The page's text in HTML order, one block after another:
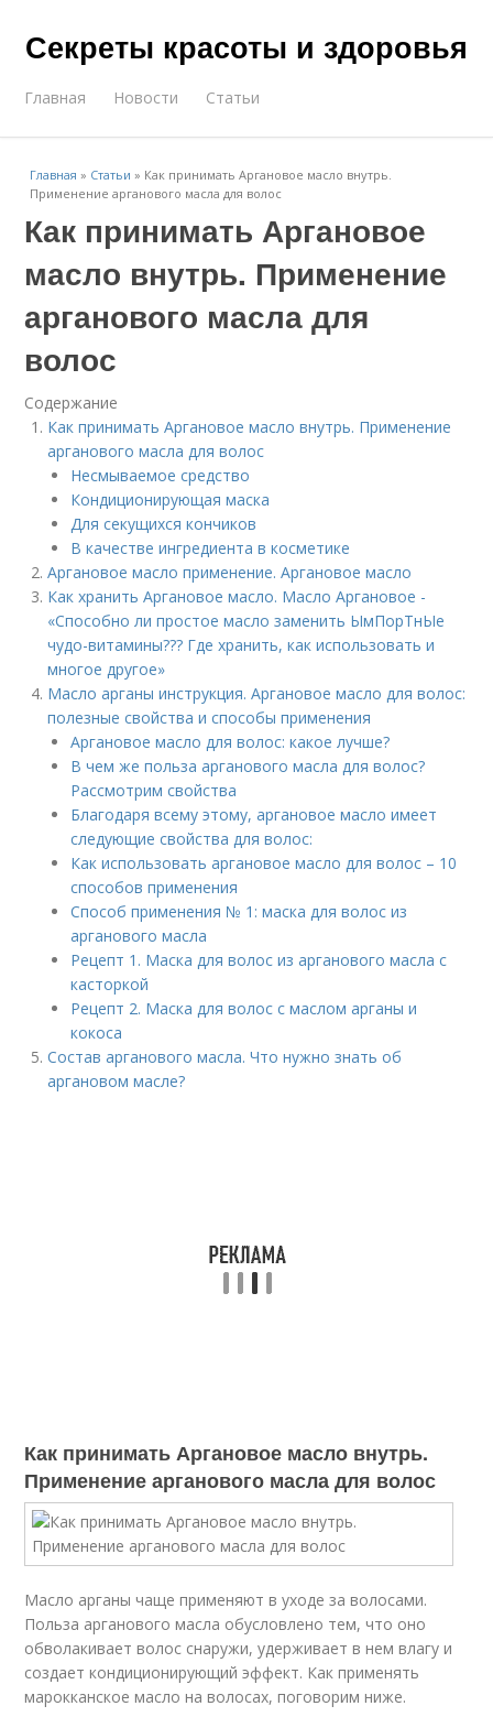
Секреты красоты и здоровья
Главная Новости Статьи
Главная » Статьи » Как принимать Аргановое масло внутрь.
Применение арганового масла для волос
Как принимать Аргановое
масло внутрь. Применение
арганового масла для
волос
Содержание
Как принимать Аргановое масло внутрь. Применение
арганового масла для волос
Несмываемое средство
Кондиционирующая маска
Для секущихся кончиков
В качестве ингредиента в косметике
Аргановое масло применение. Аргановое масло
Как хранить Аргановое масло. Масло Аргановое -
«Способно ли простое масло заменить ЫмПорТнЫе
чудо-витамины??? Где хранить, как использовать и
многое другое»
Масло арганы инструкция. Аргановое масло для волос:
полезные свойства и способы применения
Аргановое масло для волос: какое лучше?
В чем же польза арганового масла для волос?
Рассмотрим свойства
Благодаря всему этому, аргановое масло имеет
следующие свойства для волос:
Как использовать аргановое масло для волос – 10
способов применения
Способ применения № 1: маска для волос из
арганового масла
Рецепт 1. Маска для волос из арганового масла с
касторкой
Рецепт 2. Маска для волос с маслом арганы и
кокоса
Состав арганового масла. Что нужно знать об
аргановом масле?
Как принимать Аргановое масло внутрь.
Применение арганового масла для волос
Масло арганы чаще применяют в уходе за волосами.
Польза арганового масла обусловлено тем, что оно
обволакивает волос снаружи, удерживает в нем влагу и
создает кондиционирующий эффект. Как применять
марокканское масло на волосах, поговорим ниже.